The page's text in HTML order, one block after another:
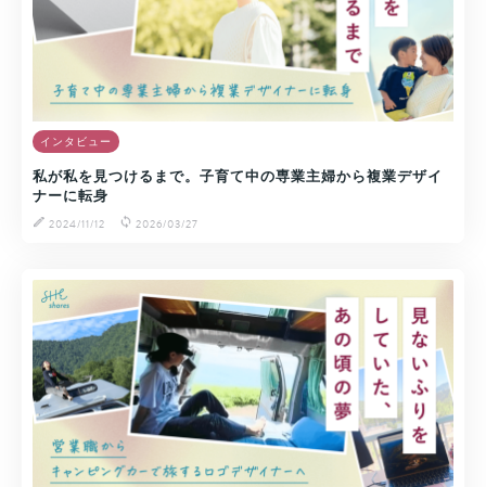
インタビュー
私が私を見つけるまで。子育て中の専業主婦から複業デザイ
ナーに転身
2024/11/12
2026/03/27